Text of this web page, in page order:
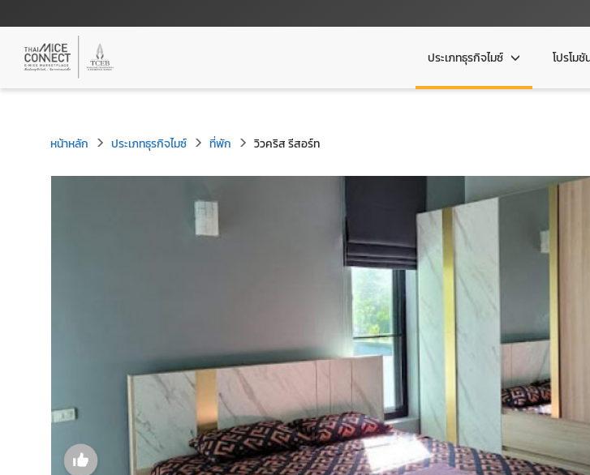
ประเภทธุรกิจไมซ์ โปรโม
หน้าหลัก ประเภทธุรกิจไมซ์ ที่พัก วิวคริส รีสอร์ท